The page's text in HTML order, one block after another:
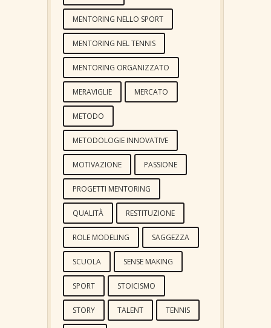
MENTORING NELLO SPORT
MENTORING NEL TENNIS
MENTORING ORGANIZZATO
MERAVIGLIE MERCATO
METODO
METODOLOGIE INNOVATIVE
MOTIVAZIONE PASSIONE
PROGETTI MENTORING
QUALITÀ RESTITUZIONE
ROLE MODELING SAGGEZZA
SCUOLA SENSE MAKING
SPORT STOICISMO
STORY TALENT TENNIS